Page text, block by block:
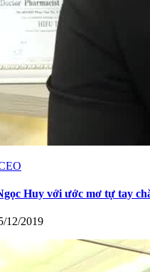
Huy với ước mơ tự tay
12/2019